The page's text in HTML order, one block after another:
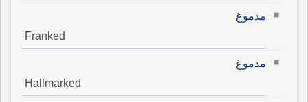
مدموغ
Franked
مدموغ
Hallmarked